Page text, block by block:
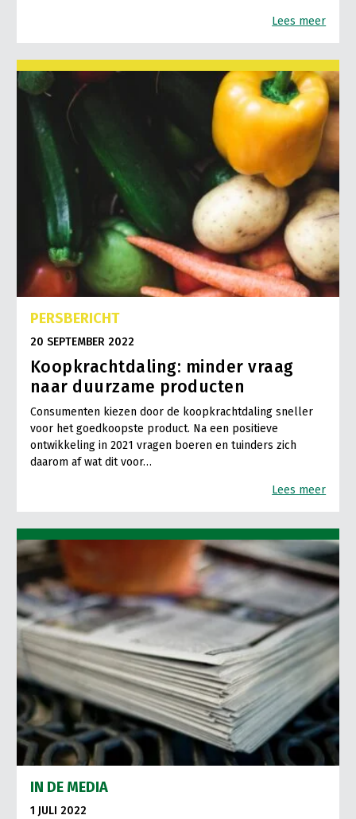
Lees meer
PERSBERICHT
20 SEPTEMBER 2022
Koopkrachtdaling: minder vraag
naar duurzame producten
Consumenten kiezen door de koopkrachtdaling sneller
voor het goedkoopste product. Na een positieve
ontwikkeling in 2021 vragen boeren en tuinders zich
daarom af wat dit voor…
Lees meer
IN DE MEDIA
1 JULI 2022